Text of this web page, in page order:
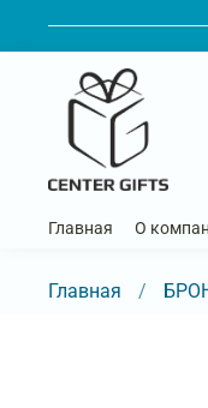
Главная О
Главная